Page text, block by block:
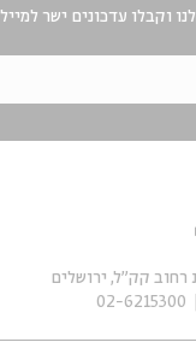
וקבלו עדכונים ישר למייל
02-6215300